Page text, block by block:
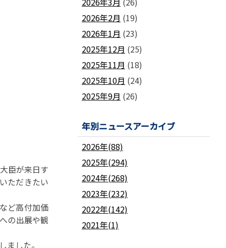
臣が来日す
ただきたい
ど高付加価
の出展や観
した。
2026年2月 (19)
2026年1月 (23)
2025年12月 (25)
2025年11月 (18)
2025年10月 (24)
2025年9月 (26)
年別ニュースアーカイブ
2026年(88)
2025年(294)
2024年(268)
2023年(232)
2022年(142)
2021年(1)